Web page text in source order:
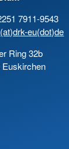
7911-9543
eu(dot)de
Ring 32b
Euskirchen